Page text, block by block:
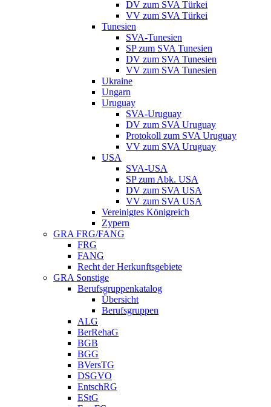
DV zum SVA Türkei
VV zum SVA Türkei
Tunesien
SVA-Tunesien
SP zum SVA Tunesien
DV zum SVA Tunesien
VV zum SVA Tunesien
Ukraine
Ungarn
Uruguay
SVA-Uruguay
DV zum SVA Uruguay
Protokoll zum SVA Uruguay
VV zum SVA Uruguay
USA
SVA-USA
SP zum Abk. USA
DV zum SVA USA
VV zum SVA USA
Vereinigtes Königreich
Zypern
GRA FRG/FANG
FRG
FANG
Recht der Herkunftsgebiete
GRA Sonstige
Berufsgruppenkatalog
Übersicht
Berufsgruppen
ALG
BerRehaG
BGB
BGG
BVersTG
DSGVO
EntschRG
EStG